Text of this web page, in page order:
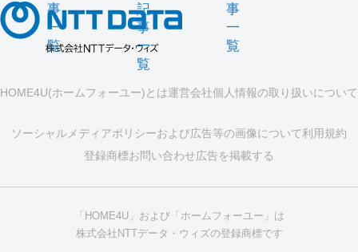
事
一
覧
記
事
一
覧
事
一
覧
HOME4U(ホームフォーユー)とは運営会社個人情報の取り扱いについて
ソーシャルメディアポリシーおよび広告等の画像について利用規約
登録商標お問い合わせ広告を掲載する
「HOME4U」および「ホームフォーユー」は
株式会社NTTデータ・ウィズの登録商標です